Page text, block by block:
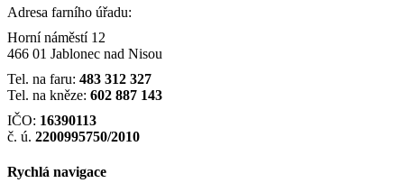
Adresa farního úřadu:
Horní náměstí 12
466 01 Jablonec nad Nisou
Tel. na faru: 483 312 327
Tel. na kněze: 602 887 143
IČO: 16390113
č. ú. 2200995750/2010
Rychlá navigace